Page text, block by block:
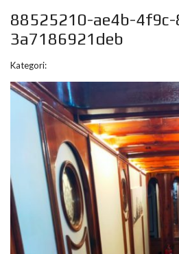
88525210-ae4b-
3a7186921deb
Kategori: